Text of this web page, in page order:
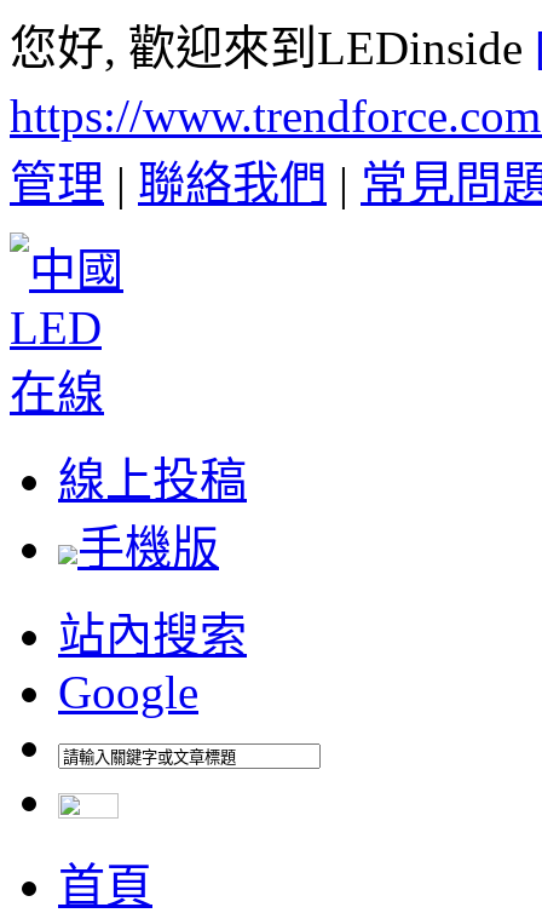
您好, 歡迎來到LEDinside
https://
管理 | 聯絡我們 | 常見問
線上投稿
手機版
站內搜索
Google
首頁